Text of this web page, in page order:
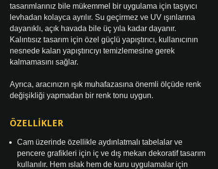
tasarımlarınız bile mükemmel bir uygulama için taşıyıcı
levhadan kolayca ayrılır. Su geçirmez ve UV ışınlarına
dayanıklı, açık havada bile üç yıla kadar dayanır.
Kalıntısız tasarım için özel güçlü yapıştırıcı, kullanıcının
nesnede kalan yapıştırıcıyı temizlemesine gerek
kalmamasını sağlar.
Ayrıca, aracınızın ışık muhafazasına önemli ölçüde renk
değişikliği yapmadan bir renk tonu uygun.
ÖZELLIKLER
Cam üzerinde özellikle aydınlatmalı tabelalar ve
pencere grafikleri için iç ve dış mekan dekoratif tasarım
kullanılır. Hem ıslak hem de kuru uygulamalar için